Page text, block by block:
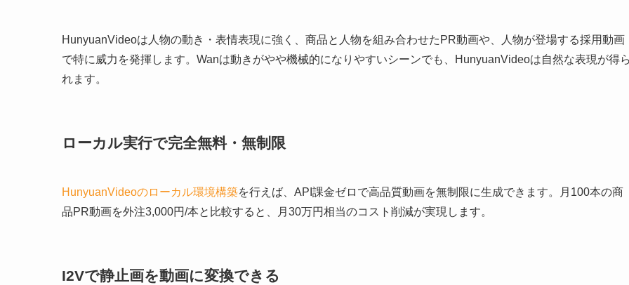
HunyuanVideoは人物の動き・表情表現に強く、商品と人物を組み合わせたPR動画や、人物が登場する採用動画
で特に威力を発揮します。Wanは動きがやや機械的になりやすいシーンでも、HunyuanVideoは自然な表現が得
れます。
ローカル実行で完全無料・無制限
HunyuanVideoのローカル環境構築を行えば、API課金ゼロで高品質動画を無制限に生成できます。月100本の商
品PR動画を外注3,000円/本と比較すると、月30万円相当のコスト削減が実現します。
I2Vで静止画を動画に変換できる